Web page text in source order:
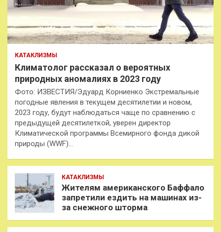
КАТАКЛИЗМЫ
Климатолог рассказал о вероятных
природных аномалиях в 2023 году
Фото: ИЗВЕСТИЯ/Эдуард Корниенко Экстремальные
погодные явления в текущем десятилетии и новом,
2023 году, будут наблюдаться чаще по сравнению с
предыдущей десятилеткой, уверен директор
Климатической программы Всемирного фонда дикой
природы (WWF)…
КАТАКЛИЗМЫ
Жителям американского Баффало
запретили ездить на машинах из-
за снежного шторма